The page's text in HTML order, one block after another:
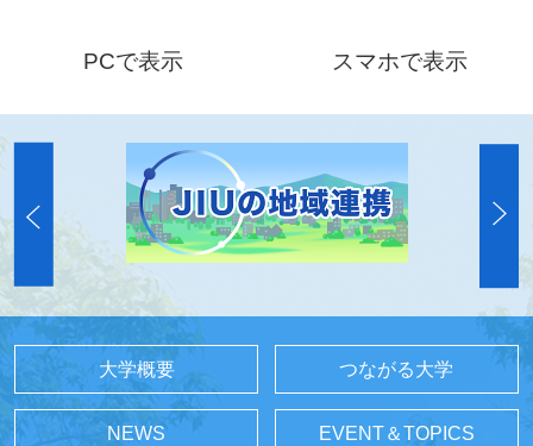
PCで表示 スマホで表示
大学概要 つながる大学
NEWS EVENT＆TOPICS